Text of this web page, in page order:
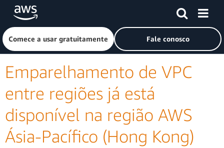
Pular para o conteúdo principal
Clique aqui para voltar à página inicial da Amazon Web
Comece a usar gratuitamente Fale conosco
Emparelhamento de VPC
entre regiões já está
disponível na região AWS
Ásia-Pacífico (Hong Kong)